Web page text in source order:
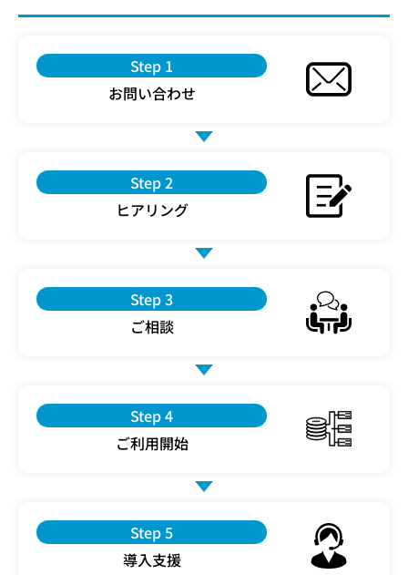
Step 1
お問い合わせ
Step 2
ヒアリング
Step 3
ご相談
Step 4
ご利用開始
Step 5
導入支援